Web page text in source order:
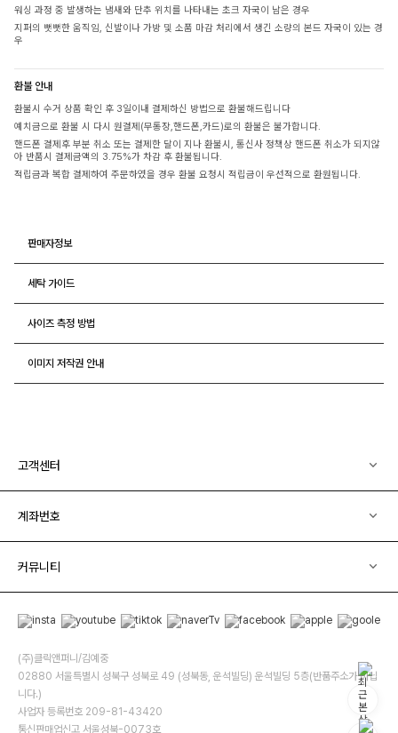
워싱 과정 중 발생하는 냄새와 단추 위치를 나타내는 초크 자국이 남은 경우
지퍼의 뻣뻣한 움직임, 신발이나 가방 및 소품 마감 처리에서 생긴 소량의 본드 자국이 있는 경
우
환불 안내
환불시 수거 상품 확인 후 3일이내 결제하신 방법으로 환불해드립니다
예치금으로 환불 시 다시 원결제(무통장,핸드폰,카드)로의 환불은 불가합니다.
핸드폰 결제후 부분 취소 또는 결제한 달이 지나 환불시, 통신사 정책상 핸드폰 취소가 되지않
아 반품시 결제금액의 3.75%가 차감 후 환불됩니다.
적립금과 복합 결제하여 주문하였을 경우 환불 요청시 적립금이 우선적으로 환원됩니다.
판매자정보
세탁 가이드
사이즈 측정 방법
이미지 저작권 안내
고객센터
계좌번호
커뮤니티
(주)클릭앤퍼니/김예중
02880 서울특별시 성북구 성북로 49 (성북동, 운석빌딩) 운석빌딩 5층(반품주소가 아닙
니다.)
사업자 등록번호 209-81-43420
통신판매업신고 서울성북-0073호